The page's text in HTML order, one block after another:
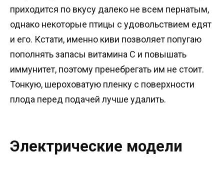
приходится по вкусу далеко не всем пернатым,
однако некоторые птицы с удовольствием едят
и его. Кстати, именно киви позволяет попугаю
пополнять запасы витамина С и повышать
иммунитет, поэтому пренебрегать им не стоит.
Тонкую, шероховатую пленку с поверхности
плода перед подачей лучше удалить.
Электрические модели